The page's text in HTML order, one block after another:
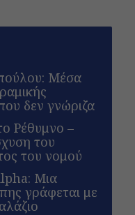
Μέσα
δεν γνώριζα
Ρέθυμνο –
του
του νομού
Μια
γράφεται με